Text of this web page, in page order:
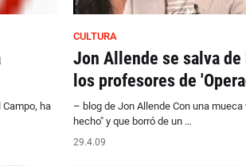
ha
CULTURA
Jon Allende se salva
los profesores de
– blog de Jon Allende Con una
hecho" y que borró de un …
29.4.09